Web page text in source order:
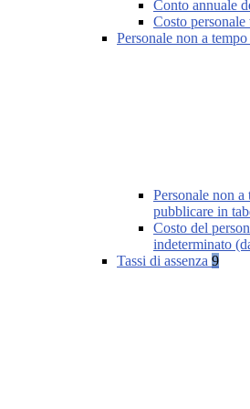
Conto annuale
Costo
Personale non a
Personale non
pubblicare in
Costo del
indeterminato
Tassi di assenza 9